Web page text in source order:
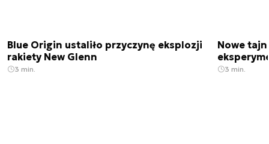
Blue Origin ustaliło przyczynę eksplozji
rakiety New Glenn
3 min.
Nowe
3 min.